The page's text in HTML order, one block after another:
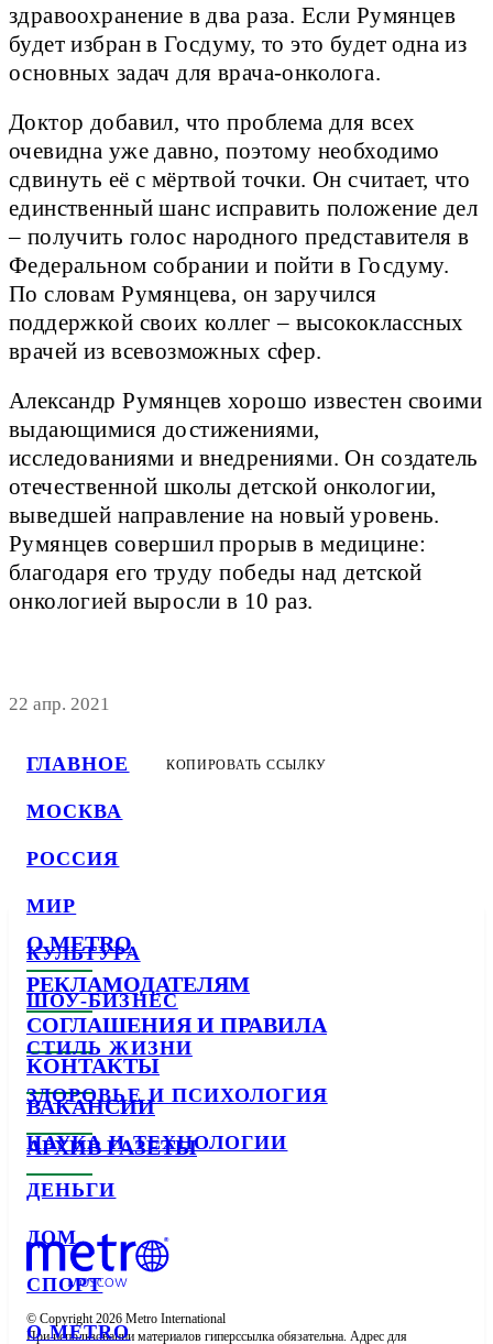
ГЛАВНОЕ
МОСКВА
РОССИЯ
МИР
КУЛЬТУРА
ШОУ-БИЗНЕС
СТИЛЬ ЖИЗНИ
ЗДОРОВЬЕ И ПСИХОЛОГИЯ
НАУКА И ТЕХНОЛОГИИ
ДЕНЬГИ
ДОМ
СПОРТ
О METRO
здравоохранение в два раза. Если Румянцев
будет избран в Госдуму, то это будет одна из
основных задач для врача-онколога.
Доктор добавил, что проблема для всех
очевидна уже давно, поэтому необходимо
сдвинуть её с мёртвой точки. Он считает, что
единственный шанс исправить положение дел
– получить голос народного представителя в
Федеральном собрании и пойти в Госдуму.
По словам Румянцева, он заручился
поддержкой своих коллег – высококлассных
врачей из всевозможных сфер.
Александр Румянцев хорошо известен своими
выдающимися достижениями,
исследованиями и внедрениями. Он создатель
отечественной школы детской онкологии,
выведшей направление на новый уровень.
Румянцев совершил прорыв в медицине:
благодаря его труду победы над детской
онкологией выросли в 10 раз.
22 апр. 2021
КОПИРОВАТЬ ССЫЛКУ
О METRO
РЕКЛАМОДАТЕЛЯМ
СОГЛАШЕНИЯ И ПРАВИЛА
КОНТАКТЫ
ВАКАНСИИ
АРХИВ ГАЗЕТЫ
© Copyright 2026 Metro International
При использовании материалов гиперссылка обязательна. Адрес для